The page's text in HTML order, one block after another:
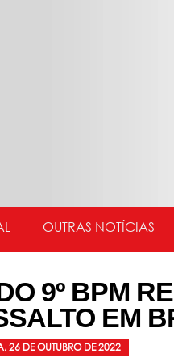
OUTRAS NOTÍCIAS
9º BPM
EM
26 DE OUTUBRO DE 2022